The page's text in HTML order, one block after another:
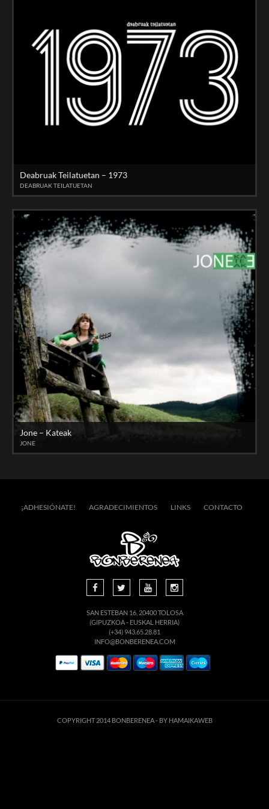
Deabruak Teilatuetan – 1973
DEABRUAK TEILATUETAN
Jone – Kateak
JONE
¡ADHESIÓNATE! AGRADECIMIENTOS LINKS CONTACTO
SAN ESTEBAN 16, 20400 TOLOSA
(GIPUZKOA - EUSKAL HERRIA)
(+34) 943.65.28.81
INFO@BONBERENEA.COM
COPYRIGHT 2014 BONBERENEA - BY HAMAIKAWEB